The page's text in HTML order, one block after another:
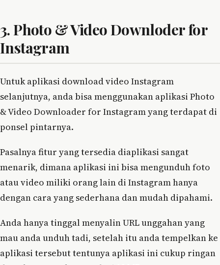
3. Photo & Video Downloder for
Instagram
Untuk aplikasi download video Instagram
selanjutnya, anda bisa menggunakan aplikasi Photo
& Video Downloader for Instagram yang terdapat di
ponsel pintarnya.
Pasalnya fitur yang tersedia diaplikasi sangat
menarik, dimana aplikasi ini bisa mengunduh foto
atau video miliki orang lain di Instagram hanya
dengan cara yang sederhana dan mudah dipahami.
Anda hanya tinggal menyalin URL unggahan yang
mau anda unduh tadi, setelah itu anda tempelkan ke
aplikasi tersebut tentunya aplikasi ini cukup ringan